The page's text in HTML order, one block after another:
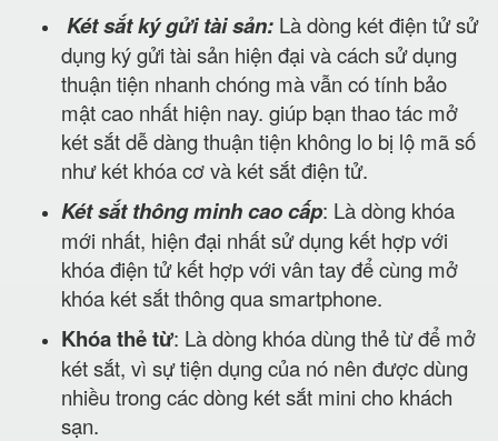
Két sắt ký gửi tài sản: Là dòng két điện tử sử
dụng ký gửi tài sản hiện đại và cách sử dụng
thuận tiện nhanh chóng mà vẫn có tính bảo
mật cao nhất hiện nay. giúp bạn thao tác mở
két sắt dễ dàng thuận tiện không lo bị lộ mã số
như két khóa cơ và két sắt điện tử.
Két sắt thông minh cao cấp: Là dòng khóa
mới nhất, hiện đại nhất sử dụng kết hợp với
khóa điện tử kết hợp với vân tay để cùng mở
khóa két sắt thông qua smartphone.
Khóa thẻ từ: Là dòng khóa dùng thẻ từ để mở
két sắt, vì sự tiện dụng của nó nên được dùng
nhiều trong các dòng két sắt mini cho khách
sạn.